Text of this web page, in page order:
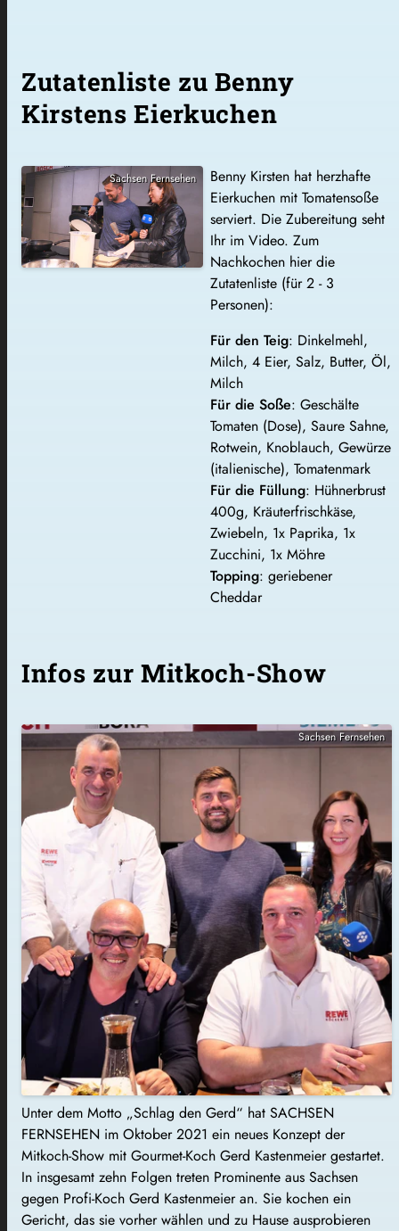
Zutatenliste zu Benny
Kirstens Eierkuchen
Sachsen Fernsehen
Benny Kirsten hat herzhafte
Eierkuchen mit Tomatensoße
serviert. Die Zubereitung seht
Ihr im Video. Zum
Nachkochen hier die
Zutatenliste (für 2 - 3
Personen):
Für den Teig: Dinkelmehl,
Milch, 4 Eier, Salz, Butter, Öl,
Milch
Für die Soße: Geschälte
Tomaten (Dose), Saure Sahne,
Rotwein, Knoblauch, Gewürze
(italienische), Tomatenmark
Für die Füllung: Hühnerbrust
400g, Kräuterfrischkäse,
Zwiebeln, 1x Paprika, 1x
Zucchini, 1x Möhre
Topping: geriebener
Cheddar
Infos zur Mitkoch-Show
Sachsen Fernsehen
Unter dem Motto „Schlag den Gerd“ hat SACHSEN
FERNSEHEN im Oktober 2021 ein neues Konzept der
Mitkoch-Show mit Gourmet-Koch Gerd Kastenmeier gestartet.
In insgesamt zehn Folgen treten Prominente aus Sachsen
gegen Profi-Koch Gerd Kastenmeier an. Sie kochen ein
Gericht, das sie vorher wählen und zu Hause ausprobieren